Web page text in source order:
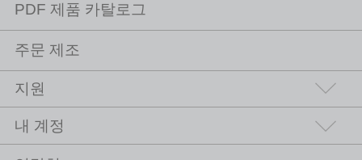
PDF 제품 카탈로그
주문 제조
지원
내 계정